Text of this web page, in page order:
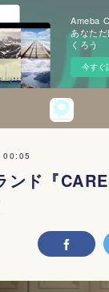
Ameba
あなた
くろう
今すぐ
ンド『